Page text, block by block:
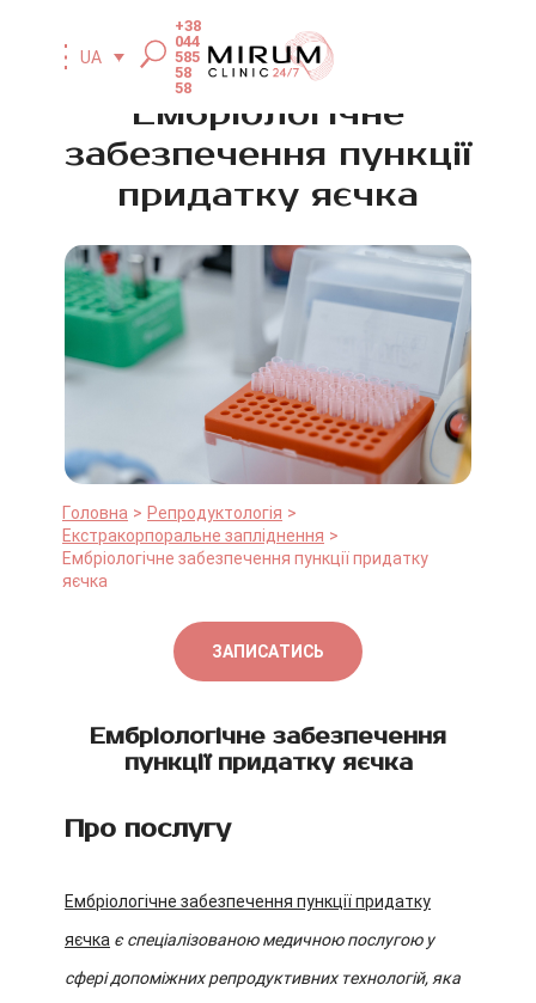
UA
+38
044
585
58
58
Ембріологічне
забезпечення пункції
придатку яєчка
Головна
Репродуктологія
Екстракорпоральне запліднення
Ембріологічне забезпечення пункції придатку
яєчка
ЗАПИСАТИСЬ
Ембріологічне забезпечення
пункції придатку яєчка
Про послугу
Ембріологічне забезпечення пункції придатку
яєчка є спеціалізованою медичною послугою у
сфері допоміжних репродуктивних технологій, яка